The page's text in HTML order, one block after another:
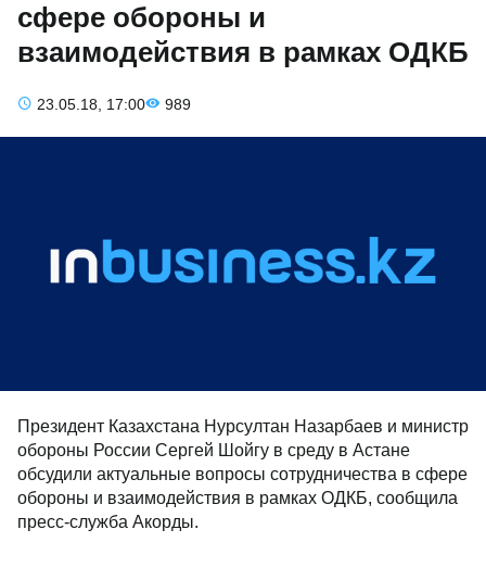
сфере обороны и
взаимодействия в рамках ОДКБ
23.05.18, 17:00 989
Президент Казахстана Нурсултан Назарбаев и министр
обороны России Сергей Шойгу в среду в Астане
обсудили актуальные вопросы сотрудничества в сфере
обороны и взаимодействия в рамках ОДКБ, сообщила
пресс-служба Акорды.